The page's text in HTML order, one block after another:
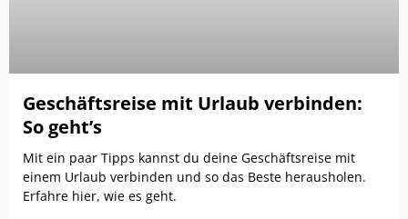
Geschäftsreise mit Urlaub verbinden:
So geht’s
Mit ein paar Tipps kannst du deine Geschäftsreise mit
einem Urlaub verbinden und so das Beste herausholen.
Erfahre hier, wie es geht.